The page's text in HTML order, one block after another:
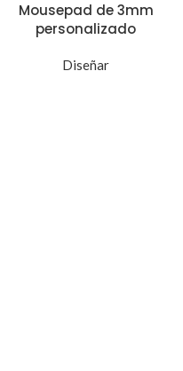
Mousepad de 3mm
personalizado
Diseñar